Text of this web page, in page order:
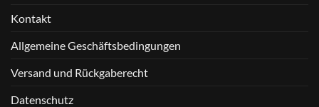
Kontakt
Allgemeine Geschäftsbedingungen
Versand und Rückgaberecht
Datenschutz